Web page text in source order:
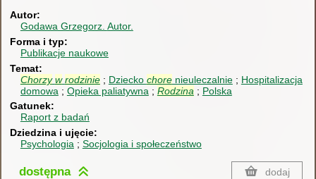
Autor
Godawa Grzegorz. Autor.
Forma i typ
Publikacje naukowe
Temat
Chorzy w rodzinie Dziecko chorenieuleczalnie
Hospitalizacja
domowa
Opieka paliatywna Rodzina
Polska
Gatunek
Raport z badań
Dziedzina i ujęcie
Psychologia
Socjologia i społeczeństwo
dostępna dodaj